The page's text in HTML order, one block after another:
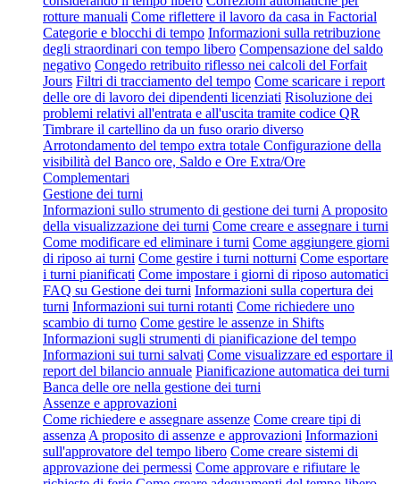
rotture manuali Come riflettere il lavoro da casa in Factorial
Categorie e blocchi di tempo Informazioni sulla retribuzione
degli straordinari con tempo libero Compensazione del saldo
negativo Congedo retribuito riflesso nei calcoli del Forfait
Jours Filtri di tracciamento del tempo Come scaricare i report
delle ore di lavoro dei dipendenti licenziati Risoluzione dei
problemi relativi all'entrata e all'uscita tramite codice QR
Timbrare il cartellino da un fuso orario diverso
Arrotondamento del tempo extra totale Configurazione della
visibilità del Banco ore, Saldo e Ore Extra/Ore
Complementari
Gestione dei turni
Informazioni sullo strumento di gestione dei turni A proposito
della visualizzazione dei turni Come creare e assegnare i turni
Come modificare ed eliminare i turni Come aggiungere giorni
di riposo ai turni Come gestire i turni notturni Come esportare
i turni pianificati Come impostare i giorni di riposo automatici
FAQ su Gestione dei turni Informazioni sulla copertura dei
turni Informazioni sui turni rotanti Come richiedere uno
scambio di turno Come gestire le assenze in Shifts
Informazioni sugli strumenti di pianificazione del tempo
Informazioni sui turni salvati Come visualizzare ed esportare il
report del bilancio annuale Pianificazione automatica dei turni
Banca delle ore nella gestione dei turni
Assenze e approvazioni
Come richiedere e assegnare assenze Come creare tipi di
assenza A proposito di assenze e approvazioni Informazioni
sull'approvatore del tempo libero Come creare sistemi di
approvazione dei permessi Come approvare e rifiutare le